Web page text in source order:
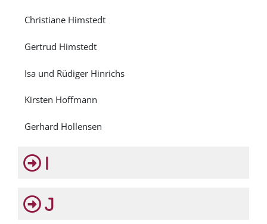
Christiane Himstedt
Gertrud Himstedt
Isa und Rüdiger Hinrichs
Kirsten Hoffmann
Gerhard Hollensen
I
J